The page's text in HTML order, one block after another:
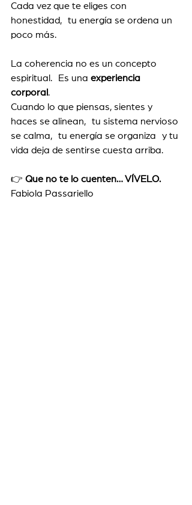
Cada vez que te eliges con
honestidad, tu energía se ordena un
poco más.
La coherencia no es un concepto
espiritual. Es una experiencia
corporal.
Cuando lo que piensas, sientes y
haces se alinean, tu sistema nervioso
se calma, tu energía se organiza y tu
vida deja de sentirse cuesta arriba.
👉 Que no te lo cuenten… VÍVELO.
Fabiola Passariello